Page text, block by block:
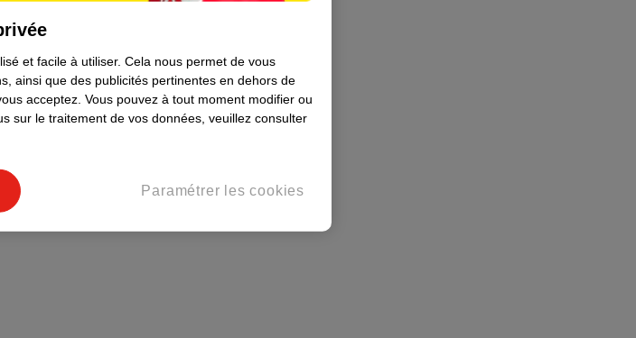
et facile à utiliser. Cela nous permet de vous
ainsi que des publicités pertinentes en dehors de
acceptez. Vous pouvez à tout moment modifier ou
sur le traitement de vos données, veuillez consulter
Paramétrer les cookies